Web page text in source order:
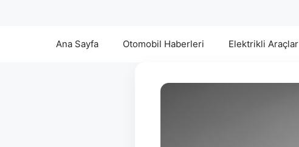
Ana Sayfa Otomobil Haberleri Elektrikli Araçlar